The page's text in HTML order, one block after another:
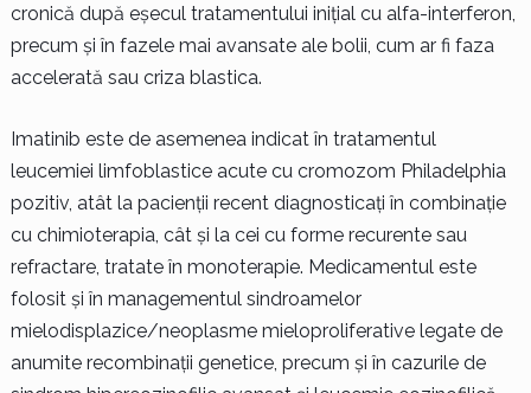
cronică după eșecul tratamentului inițial cu alfa-interferon,
precum și în fazele mai avansate ale bolii, cum ar fi faza
accelerată sau criza blastica.
Imatinib este de asemenea indicat în tratamentul
leucemiei limfoblastice acute cu cromozom Philadelphia
pozitiv, atât la pacienții recent diagnosticați în combinație
cu chimioterapia, cât și la cei cu forme recurente sau
refractare, tratate în monoterapie. Medicamentul este
folosit și în managementul sindroamelor
mielodisplazice/neoplasme mieloproliferative legate de
anumite recombinații genetice, precum și în cazurile de